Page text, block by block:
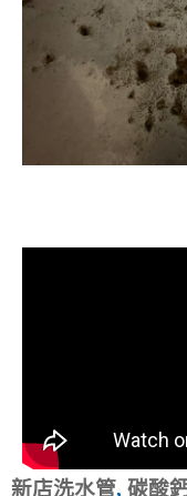
新店洗水管, 碳酸